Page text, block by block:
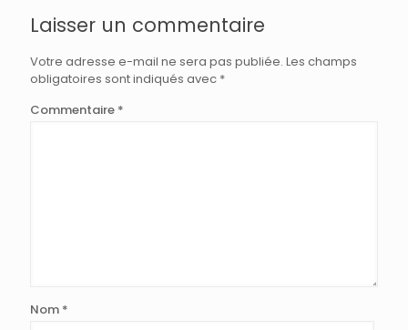
Laisser un commentaire
Votre adresse e-mail ne sera pas publiée. Les champs
obligatoires sont indiqués avec *
Commentaire *
Nom *